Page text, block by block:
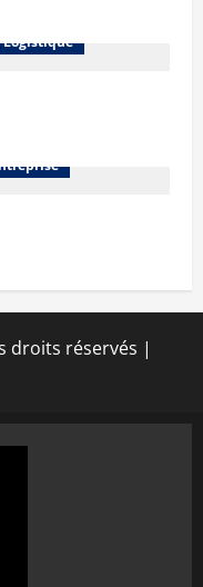
Logistique
droits réservés |